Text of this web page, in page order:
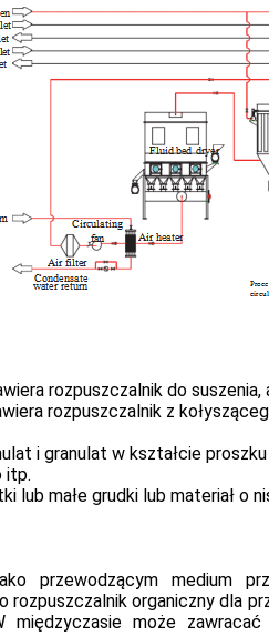
rozpuszczalnik do
rozpuszczalnik z
i granulat w kształcie
itp.
lub małe grudki lub materiał o
przewodzącym medium
rozpuszczalnik organiczny dla
może zawracać